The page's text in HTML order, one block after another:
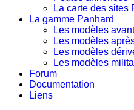
La carte des sites
La gamme Panhard
Les modèles
Les modèles
Les modèles
Les modèles
Forum
Documentation
Liens